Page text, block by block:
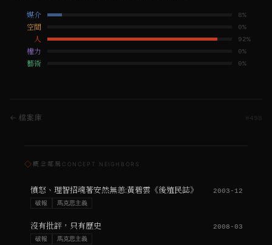
媒介 8%
空間 0%
人 92%
權力 0%
藝術 0%
← 檔案庫 498
◇概念鄰居 CONCEPT NEIGHBORS
憤怒、理智招魂著安然無恙:黃碧雲《後殖民誌》 2003-12
破報 馬克思主義
沒有批評，只有歷史 2008-03
破報 馬克思主義